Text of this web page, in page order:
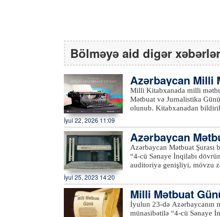
Bölməyə aid digər xəbərlər
Azərbaycan Milli
r…
Milli Kitabxanada milli
Mətbuat və Jurnalistika
olunub. Kitabxanadan bildirilib ki, sərgilərdə milli mətbuatımızın banisi Həsən bəy
yaranmasında xüsusi
əks etdirən Azərbaycan və
dərc olunan materiallar nümayiş edilib. Virtual sərgi ilə tanış olmaq
edə bilərlər.
İyul 22, 2026 11:09
Azərbaycan
Azərbaycan Mətbuat Şurası bəyanat
“4-cü Sənaye İnqilabı
auditoriya genişliyi, mövzu
media, jurnalist təşkilatları
sahəsinin aktual məsələlərini ətraflı müzakirə
Ermənistanın Azərbaycana
özünü göstərməyə başladı.
İyul 25, 2023 14:20
Milli Mətbuat
İyulun 23-də Azərbaycanın
münasibətilə “4-cü Sənaye